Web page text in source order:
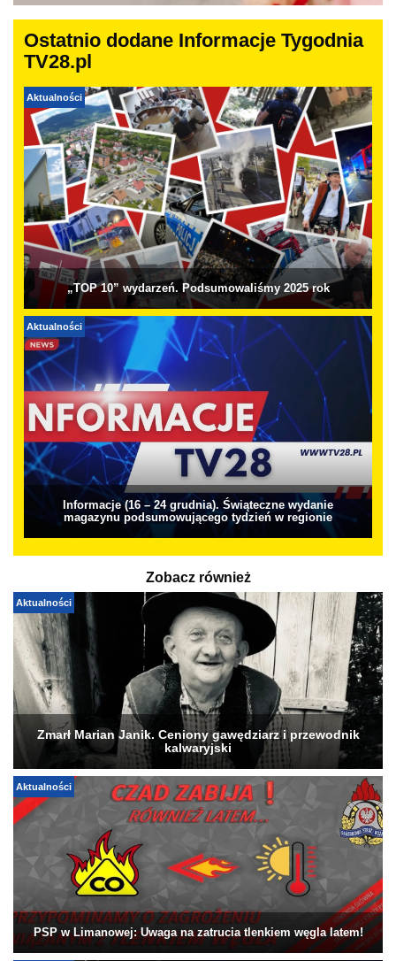
Ostatnio dodane Informacje Tygodnia
TV28.pl
Aktualności
„TOP 10” wydarzeń. Podsumowaliśmy 2025 rok
Aktualności
Informacje (16 – 24 grudnia). Świąteczne wydanie
magazynu podsumowującego tydzień w regionie
Zobacz również
Aktualności
Zmarł Marian Janik. Ceniony gawędziarz i przewodnik
kalwaryjski
Aktualności
PSP w Limanowej: Uwaga na zatrucia tlenkiem węgla latem!